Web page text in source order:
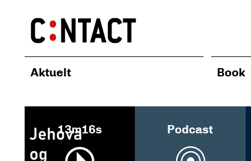
Aktuelt Book
13m16s Podcast